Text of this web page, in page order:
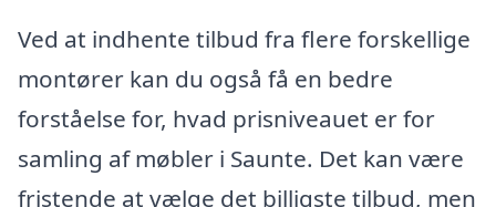
Ved at indhente tilbud fra flere forskellige
montører kan du også få en bedre
forståelse for, hvad prisniveauet er for
samling af møbler i Saunte. Det kan være
fristende at vælge det billigste tilbud, men